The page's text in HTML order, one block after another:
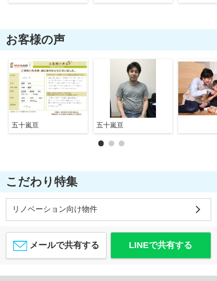
お客様の声
五十嵐亘 五十嵐亘
こだわり特集
リノベーション向け物件
メールで共有する LINEで共有する